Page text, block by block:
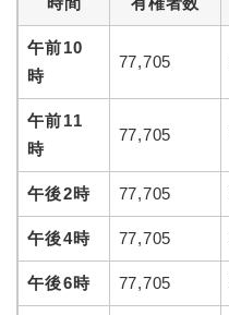
午前10
時
77,705
午前11
時
77,705
午後2時 77,705
午後4時 77,705
午後6時 77,705